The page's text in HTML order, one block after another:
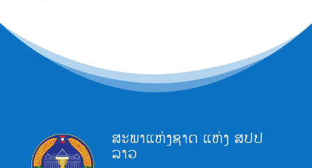
ສະພາແຫ່ງຊາດ ແຫ່ງ ສປປ
ລາວ